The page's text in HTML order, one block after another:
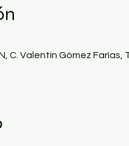
C. Valentín Gómez